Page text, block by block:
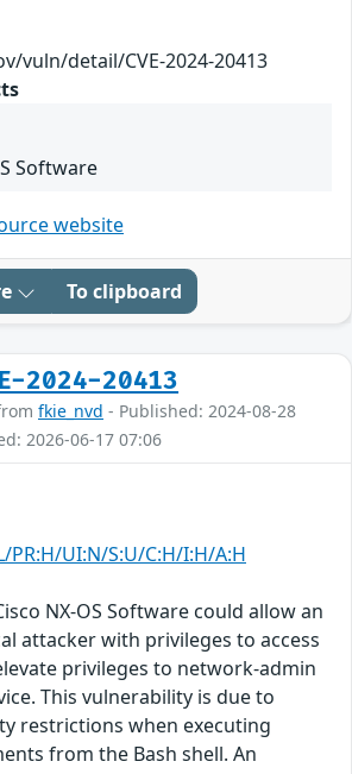
vuln/detail/CVE-2024-20413
Software
website
To clipboard
2024-20413
fkie_nvd - Published: 2024-08-28
2026-06-17 07:06
PR:H/UI:N/S:U/C:H/I:H/A:H
NX-OS Software could allow an
attacker with privileges to access
privileges to network-admin
This vulnerability is due to
restrictions when executing
from the Bash shell. An